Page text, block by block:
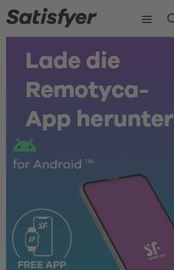
Lade die
Remotyca-
App herunter